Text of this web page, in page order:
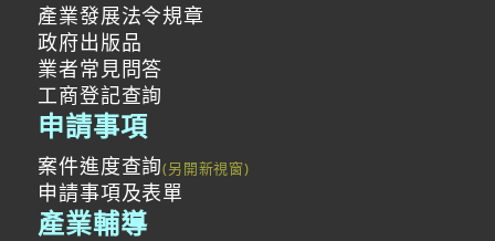
產業發展法令規章
政府出版品
業者常見問答
工商登記查詢
申請事項
案件進度查詢
申請事項及表單
產業輔導